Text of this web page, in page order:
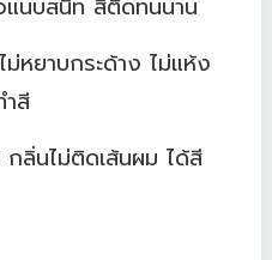
แนบสนิท สีติดทนนาน
ม่หยาบกระด้าง ไม่แห้ง
สี
กลิ่นไม่ติดเส้นผม ได้สี